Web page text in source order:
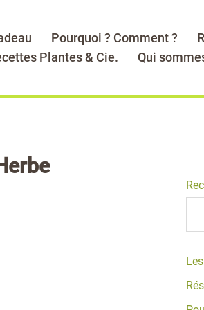
Pourquoi ? Comment ?
Plantes & Cie. Qui